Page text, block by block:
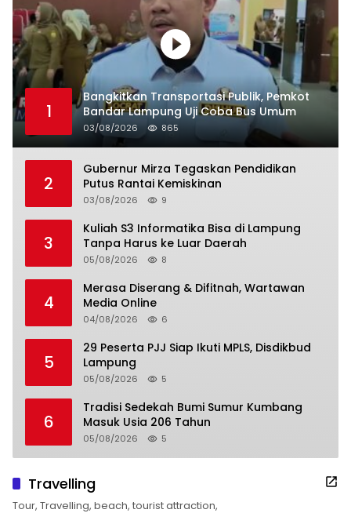
1
Bangkitkan Transportasi Publik, Pemkot
Bandar Lampung Uji Coba Bus Umum
03/08/2026 865
2
Gubernur Mirza Tegaskan Pendidikan
Putus Rantai Kemiskinan
03/08/2026 9
3
Kuliah S3 Informatika Bisa di Lampung
Tanpa Harus ke Luar Daerah
05/08/2026 8
4
Merasa Diserang & Difitnah, Wartawan
Media Online
04/08/2026 6
5
29 Peserta PJJ Siap Ikuti MPLS, Disdikbud
Lampung
05/08/2026 5
6
Tradisi Sedekah Bumi Sumur Kumbang
Masuk Usia 206 Tahun
05/08/2026 5
Travelling
Tour, Travelling, beach, tourist attraction,